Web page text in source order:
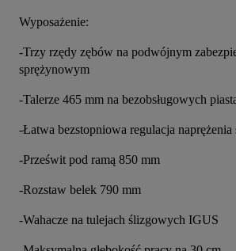
Wyposażenie:
-Trzy rzędy zębów na podwójnym
sprężynowym
-Talerze 465 mm na bezobsługowych
-Łatwa bezstopniowa regulacja naprężenia
-Prześwit pod ramą 850 mm
-Rozstaw belek 790 mm
-Wahacze na tulejach ślizgowych IGUS